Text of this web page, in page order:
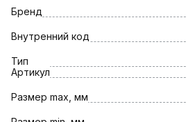
Бренд
Внутренний код
Тип
Артикул
Размер max, мм